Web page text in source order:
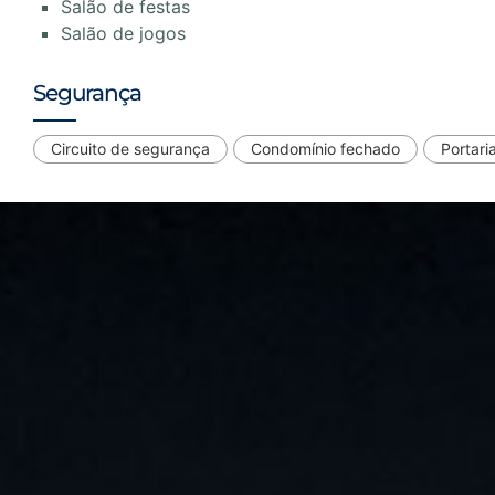
Salão de festas
Salão de jogos
Segurança
Circuito de segurança Condomínio fechado